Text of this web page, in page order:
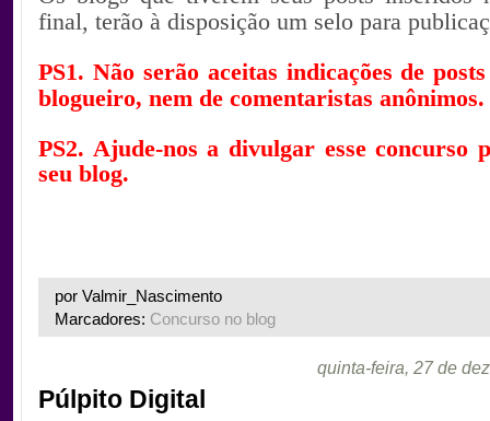
final, terão à disposição um selo para
PS1. Não serão aceitas indicações de
blogueiro, nem de comentaristas anônimos.
PS2. Ajude-nos a divulgar esse concurso
seu blog.
por Valmir_Nascimento
Marcadores: Concurso no blog
quinta-feira, 27 de
Púlpito Digital